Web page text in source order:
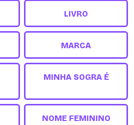
LIVRO
MARCA
MINHA SOGRA É
NOME FEMININO